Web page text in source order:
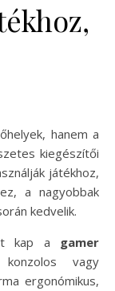
hanem a
kiegészítői
játékhoz,
a nagyobbak
kedvelik.
kap a gamer
vagy
ergonómikus,